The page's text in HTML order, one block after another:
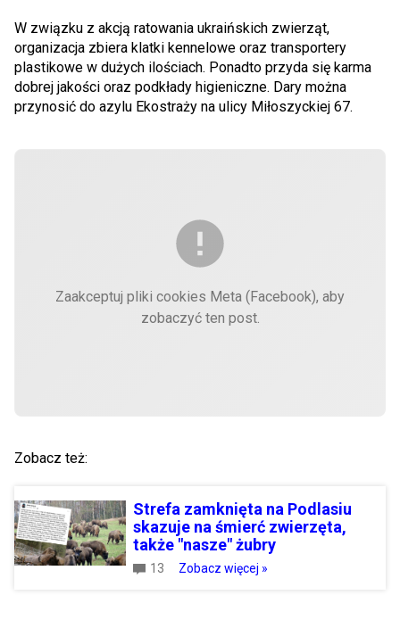
W związku z akcją ratowania ukraińskich zwierząt,
organizacja zbiera klatki kennelowe oraz transportery
plastikowe w dużych ilościach. Ponadto przyda się karma
dobrej jakości oraz podkłady higieniczne. Dary można
przynosić do azylu Ekostraży na ulicy Miłoszyckiej 67.
Zaakceptuj pliki cookies Meta (Facebook), aby
zobaczyć ten post.
Zobacz też:
Strefa zamknięta na Podlasiu
skazuje na śmierć zwierzęta,
także "nasze" żubry
13 Zobacz więcej »